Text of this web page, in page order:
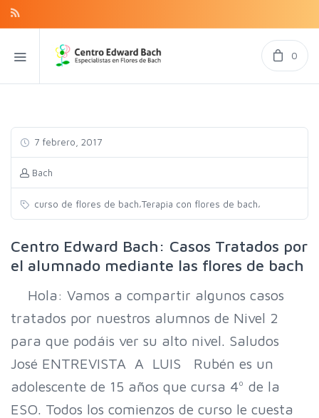
0
7 febrero, 2017
Bach
curso de flores de bach,Terapia con flores de bach,
Centro Edward Bach: Casos Tratados por
el alumnado mediante las flores de bach
Hola: Vamos a compartir algunos casos
tratados por nuestros alumnos de Nivel 2
para que podáis ver su alto nivel. Saludos
José ENTREVISTA A LUIS Rubén es un
adolescente de 15 años que cursa 4º de la
ESO. Todos los comienzos de curso le cuesta